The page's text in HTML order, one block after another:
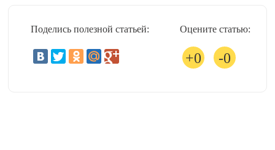
Оцените статью:
0 0
Поделись полезной статьей: